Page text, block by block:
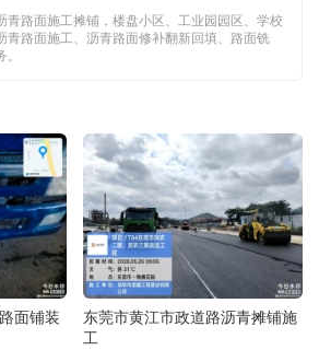
青路面施工摊铺，楼盘小区、工业园园区、学校
青路面施工、沥青路面修补翻新回填、路面铣
面铺装
东莞市黄江市政道路沥青摊铺施
工